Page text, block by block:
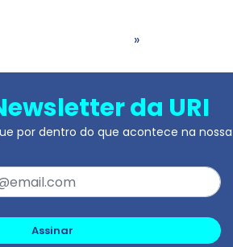
»
da URI
por dentro do que acontece na nossa
Assinar